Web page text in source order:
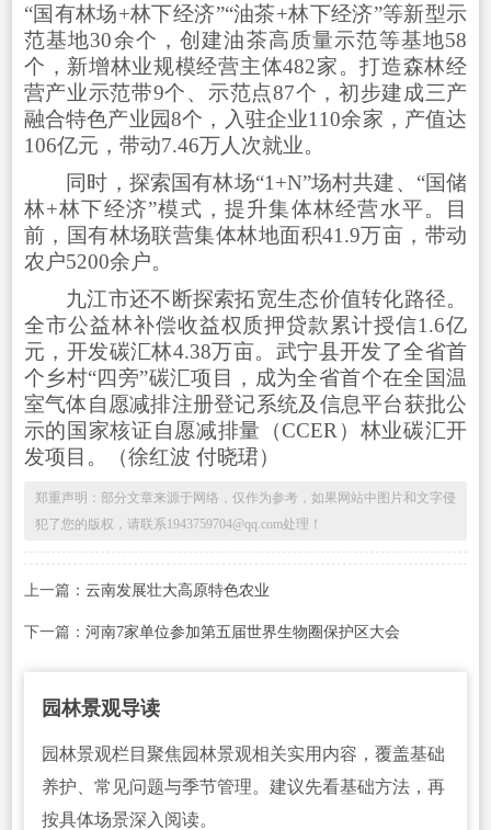
“国有林场+林下经济”“油茶+林下经济”等新型示
范基地30余个，创建油茶高质量示范等基地58
个，新增林业规模经营主体482家。打造森林经
营产业示范带9个、示范点87个，初步建成三产
融合特色产业园8个，入驻企业110余家，产值达
106亿元，带动7.46万人次就业。
同时，探索国有林场“1+N”场村共建、“国储
林+林下经济”模式，提升集体林经营水平。目
前，国有林场联营集体林地面积41.9万亩，带动
农户5200余户。
九江市还不断探索拓宽生态价值转化路径。
全市公益林补偿收益权质押贷款累计授信1.6亿
元，开发碳汇林4.38万亩。武宁县开发了全省首
个乡村“四旁”碳汇项目，成为全省首个在全国温
室气体自愿减排注册登记系统及信息平台获批公
示的国家核证自愿减排量（CCER）林业碳汇开
发项目。（徐红波 付晓珺）
郑重声明：部分文章来源于网络，仅作为参考，如果网站中图片和文字侵
犯了您的版权，请联系1943759704@qq.com处理！
上一篇： 云南发展壮大高原特色农业
下一篇： 河南7家单位参加第五届世界生物圈保护区大会
园林景观导读
园林景观栏目聚焦园林景观相关实用内容，覆盖基础
养护、常见问题与季节管理。建议先看基础方法，再
按具体场景深入阅读。